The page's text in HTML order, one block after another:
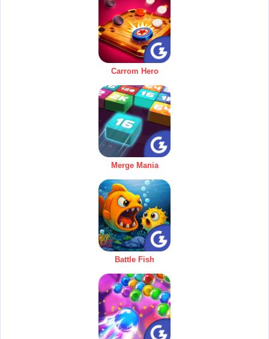
Carrom Hero
Merge Mania
Battle Fish